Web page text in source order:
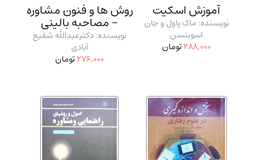
آموزش اسکیت
نویسنده: ماک پاول و جان
اسوینسن
288,000تومان
روش ها و فنون مشاوره
- مصاحبه بالینی
نویسنده: دکترعبدالله شفیع
آبادی
276,000تومان